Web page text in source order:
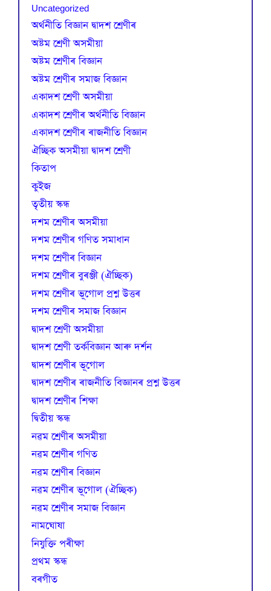
Uncategorized
অৰ্থনীতি বিজ্ঞান দ্বাদশ শ্ৰেণীৰ
অষ্টম শ্ৰেণী অসমীয়া
অষ্টম শ্ৰেণীৰ বিজ্ঞান
অষ্টম শ্ৰেণীৰ সমাজ বিজ্ঞান
একাদশ শ্ৰেণী অসমীয়া
একাদশ শ্ৰেণীৰ অৰ্থনীতি বিজ্ঞান
একাদশ শ্ৰেণীৰ ৰাজনীতি বিজ্ঞান
ঐচ্ছিক অসমীয়া দ্বাদশ শ্ৰেণী
কিতাপ
কুইজ
তৃতীয় স্কন্ধ
দশম শ্ৰেণীৰ অসমীয়া
দশম শ্ৰেণীৰ গণিত সমাধান
দশম শ্ৰেণীৰ বিজ্ঞান
দশম শ্ৰেণীৰ বুৰঞ্জী (ঐচ্ছিক)
দশম শ্ৰেণীৰ ভূগোল প্ৰশ্ন উত্তৰ
দশম শ্ৰেণীৰ সমাজ বিজ্ঞান
দ্বাদশ শ্ৰেণী অসমীয়া
দ্বাদশ শ্ৰেণী তৰ্কবিজ্ঞান আৰু দৰ্শন
দ্বাদশ শ্ৰেণীৰ ভূগোল
দ্বাদশ শ্ৰেণীৰ ৰাজনীতি বিজ্ঞানৰ প্ৰশ্ন উত্তৰ
দ্বাদশ শ্ৰেণীৰ শিক্ষা
দ্বিতীয় স্কন্ধ
নৱম শ্ৰেণীৰ অসমীয়া
নৱম শ্ৰেণীৰ গণিত
নৱম শ্ৰেণীৰ বিজ্ঞান
নৱম শ্ৰেণীৰ ভূগোল (ঐচ্ছিক)
নৱম শ্ৰেণীৰ সমাজ বিজ্ঞান
নামঘোষা
নিযুক্তি পৰীক্ষা
প্রথম স্কন্ধ
বৰগীত